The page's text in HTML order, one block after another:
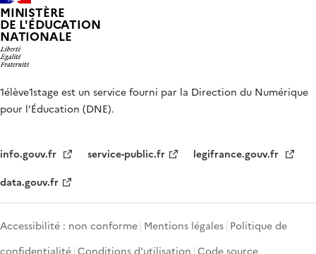
MINISTÈRE
DE L'ÉDUCATION
NATIONALE
1élève1stage est un service fourni par la Direction du Numérique
pour l’Éducation (DNE).
info.gouv.fr service-public.fr
legifrance.gouv.fr
data.gouv.fr
Accessibilité : non conforme Mentions légales Politique de